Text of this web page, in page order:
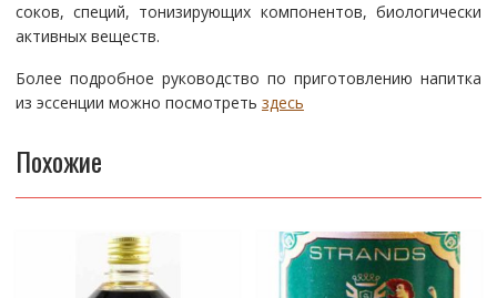
соков, специй, тонизирующих компонентов, биологически
активных веществ.
Более подробное руководство по приготовлению напитка
из эссенции можно посмотреть здесь
Похожие